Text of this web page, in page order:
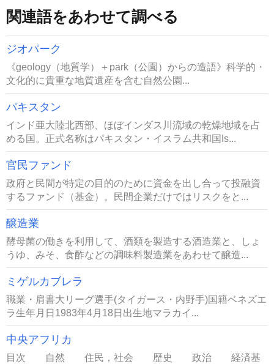
関連語をあわせて調べる
ジオパーク
《geology（地質学）＋park（公園）からの造語》科学的・
文化的に貴重な地質遺産を含む自然公園...
パキスタン
インド亜大陸北西部、ほぼインダス川流域の乾燥地域を占
める国。正式名称はパキスタン・イスラム共和国Is...
官民ファンド
政府と民間が特定の目的のために資金を出し合って投融資
するファンド（基金）。民間企業だけではリスクをと...
醸造業
酵母菌の働きを利用して、酒類を製造する酒造業と、しょ
うゆ、みそ、食酢などの調味料製造業をあわせて醸造...
ミゲルカブレラ
職業・肩書大リーグ選手(タイガース・内野手)国籍ベネズエ
ラ生年月日1983年4月18日出生地マラカイ...
中央アフリカ
目次 自然 住民，社会 歴史 政治 経済基